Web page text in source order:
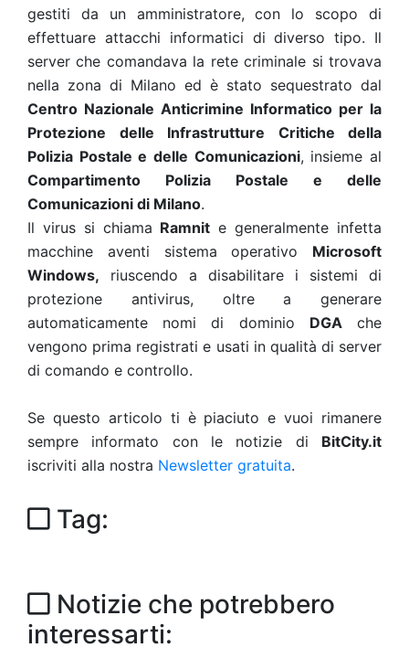
gestiti da un amministratore, con lo scopo di
effettuare attacchi informatici di diverso tipo. Il
server che comandava la rete criminale si trovava
nella zona di Milano ed è stato sequestrato dal
Centro Nazionale Anticrimine Informatico per la
Protezione delle Infrastrutture Critiche della
Polizia Postale e delle Comunicazioni, insieme al
Compartimento Polizia Postale e delle
Comunicazioni di Milano.
Il virus si chiama Ramnit e generalmente infetta
macchine aventi sistema operativo Microsoft
Windows, riuscendo a disabilitare i sistemi di
protezione antivirus, oltre a generare
automaticamente nomi di dominio DGAche
vengono prima registrati e usati in qualità di server
di comando e controllo.
Se questo articolo ti è piaciuto e vuoi rimanere
sempre informato con le notizie di BitCity.it
iscriviti alla nostra Newsletter gratuita.
Tag:
Notizie che potrebbero
interessarti: